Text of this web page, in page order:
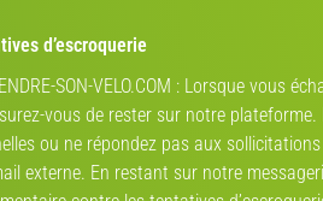
d’escroquerie
SON-VELO.COM : Lorsque vous
vous de rester sur notre plateforme.
ou ne répondez pas aux
externe. En restant sur notre